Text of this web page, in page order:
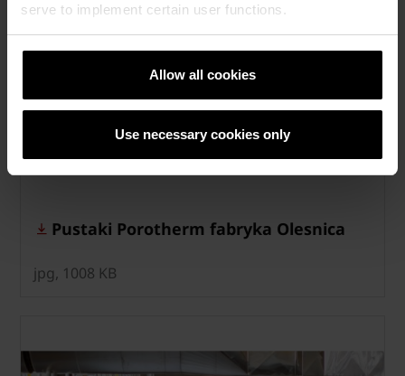
serve to implement certain user functions.
Allow all cookies
Use necessary cookies only
Pustaki Porotherm fabryka Olesnica
jpg, 1008 KB